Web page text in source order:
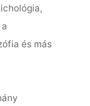
és más